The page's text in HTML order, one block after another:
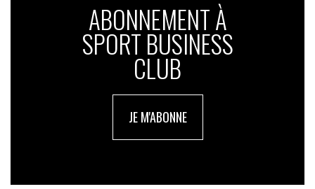
ABONNEMENT À
SPORT BUSINESS
CLUB
JE M'ABONNE